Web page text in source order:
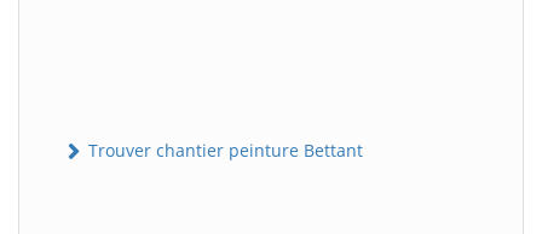
Trouver chantier peinture Bettant